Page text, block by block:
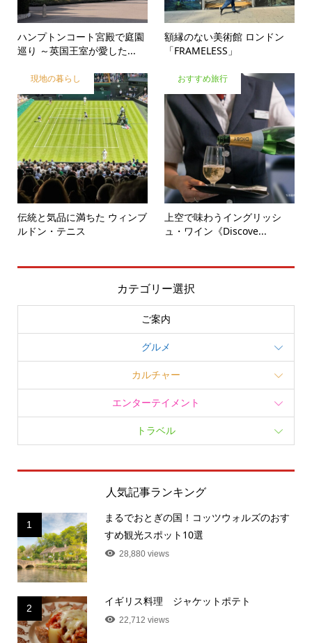
ハンプトンコート宮殿で庭園
巡り ～英国王室が愛した...
額縁のない美術館 ロンドン
「FRAMELESS」
現地の暮らし
伝統と気品に満ちた ウィンブ
ルドン・テニス
おすすめ旅行
上空で味わうイングリッシ
ュ・ワイン《Discove...
カテゴリー選択
ご案内
グルメ
カルチャー
エンターテイメント
トラベル
人気記事ランキング
1
まるでおとぎの国！コッツウォルズのおす
すめ観光スポット10選
28,880 views
2
イギリス料理 ジャケットポテト
22,712 views